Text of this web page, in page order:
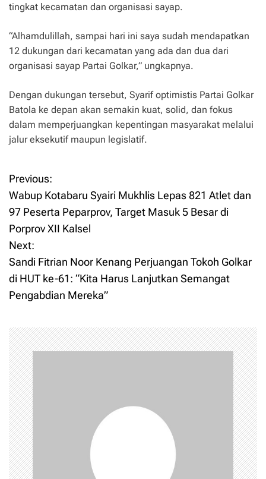
tingkat kecamatan dan organisasi sayap.
“Alhamdulillah, sampai hari ini saya sudah mendapatkan
12 dukungan dari kecamatan yang ada dan dua dari
organisasi sayap Partai Golkar,” ungkapnya.
Dengan dukungan tersebut, Syarif optimistis Partai Golkar
Batola ke depan akan semakin kuat, solid, dan fokus
dalam memperjuangkan kepentingan masyarakat melalui
jalur eksekutif maupun legislatif.
P
o
s
t
n
v
i
g
a
t
i
Previous:
Wabup Kotabaru Syairi Mukhlis Lepas 821 Atlet dan
97 Peserta Peparprov, Target Masuk 5 Besar di
Porprov XII Kalsel
Next:
Sandi Fitrian Noor Kenang Perjuangan Tokoh Golkar
di HUT ke-61: “Kita Harus Lanjutkan Semangat
Pengabdian Mereka”